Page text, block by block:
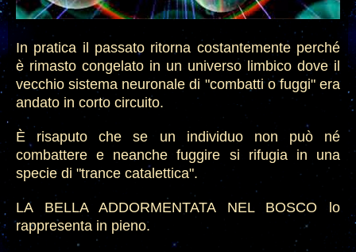
In pratica il passato ritorna costantemente perché
è rimasto congelato in un universo limbico dove il
vecchio sistema neuronale di "combatti o fuggi" era
andato in corto circuito.
È risaputo che se un individuo non può né
combattere e neanche fuggire si rifugia in una
specie di "trance catalettica".
LA BELLA ADDORMENTATA NEL BOSCO lo
rappresenta in pieno.